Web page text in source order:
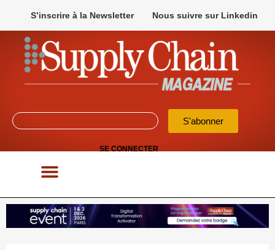
S’inscrire à la Newsletter Nous suivre sur Linkedin
S'abonner
SE CONNECTER